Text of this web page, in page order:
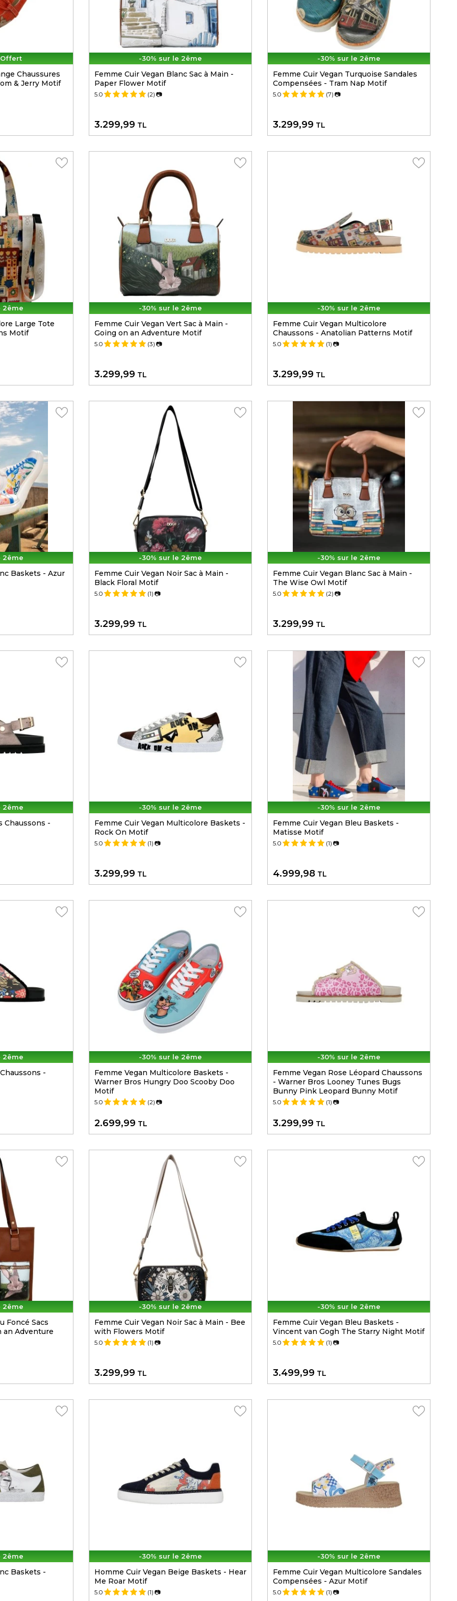
Offert
Chaussures
& Jerry Motif
-30% sur le 2ême
Femme Cuir Vegan Blanc Sac à Main -
Paper Flower Motif
5.0 (2) 📷
3.299,99 TL
-30% sur le 2ême
Femme Cuir Vegan Turquoise Sandales
Compensées - Tram Nap Motif
5.0 (7) 📷
3.299,99 TL
2ême
Large Tote
Motif
-30% sur le 2ême
Femme Cuir Vegan Vert Sac à Main -
Going on an Adventure Motif
5.0 (3) 📷
3.299,99 TL
-30% sur le 2ême
Femme Cuir Vegan Multicolore
Chaussons - Anatolian Patterns Motif
5.0 (1) 📷
3.299,99 TL
2ême
Baskets - Azur
-30% sur le 2ême
Femme Cuir Vegan Noir Sac à Main -
Black Floral Motif
5.0 (1) 📷
3.299,99 TL
-30% sur le 2ême
Femme Cuir Vegan Blanc Sac à Main -
The Wise Owl Motif
5.0 (2) 📷
3.299,99 TL
2ême
Chaussons -
-30% sur le 2ême
Femme Cuir Vegan Multicolore Baskets -
Rock On Motif
5.0 (1) 📷
3.299,99 TL
-30% sur le 2ême
Femme Cuir Vegan Bleu Baskets -
Matisse Motif
5.0 (1) 📷
4.999,98 TL
2ême
-
-30% sur le 2ême
Femme Vegan Multicolore Baskets -
Warner Bros Hungry Doo Scooby Doo
Motif
5.0 (2) 📷
2.699,99 TL
-30% sur le 2ême
Femme Vegan Rose Léopard Chaussons
- Warner Bros Looney Tunes Bugs
Bunny Pink Leopard Bunny Motif
5.0 (1) 📷
3.299,99 TL
2ême
Foncé Sacs
an Adventure
-30% sur le 2ême
Femme Cuir Vegan Noir Sac à Main - Bee
with Flowers Motif
5.0 (1) 📷
3.299,99 TL
-30% sur le 2ême
Femme Cuir Vegan Bleu Baskets -
Vincent van Gogh The Starry Night Motif
5.0 (1) 📷
3.499,99 TL
2ême
Baskets -
-30% sur le 2ême
Homme Cuir Vegan Beige Baskets - Hear
Me Roar Motif
5.0 (1) 📷
-30% sur le 2ême
Femme Cuir Vegan Multicolore Sandales
Compensées - Azur Motif
5.0 (1) 📷